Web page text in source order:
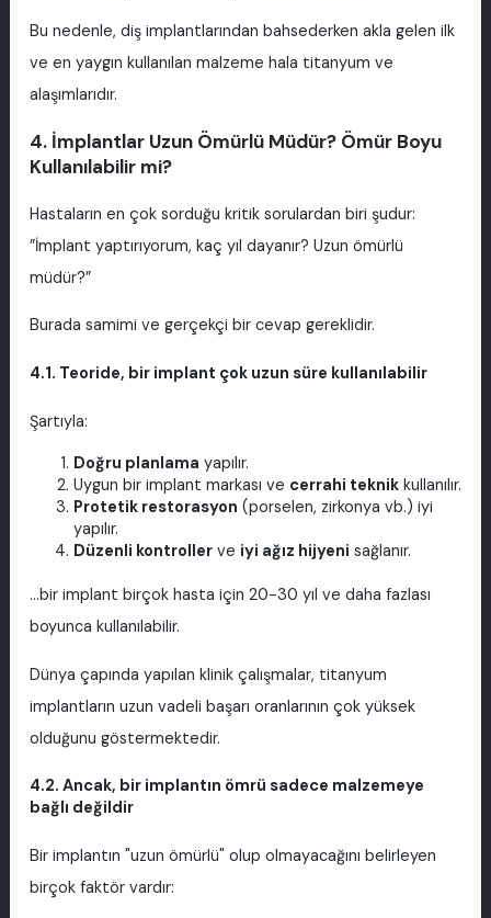
Bu nedenle, diş implantlarından bahsederken akla gelen ilk
ve en yaygın kullanılan malzeme hala titanyum ve
alaşımlarıdır.
4. İmplantlar Uzun Ömürlü Müdür? Ömür Boyu
Kullanılabilir mi?
Hastaların en çok sorduğu kritik sorulardan biri şudur:
”İmplant yaptırıyorum, kaç yıl dayanır? Uzun ömürlü
müdür?”
Burada samimi ve gerçekçi bir cevap gereklidir.
4.1. Teoride, bir implant çok uzun süre kullanılabilir
Şartıyla:
Doğru planlama yapılır.
Uygun bir implant markası ve cerrahi teknikkullanılır.
Protetik restorasyon (porselen, zirkonya vb.) iyi
yapılır.
Düzenli kontrollerve iyi ağız hijyeni sağlanır.
...bir implant birçok hasta için 20-30 yıl ve daha fazlası
boyunca kullanılabilir.
Dünya çapında yapılan klinik çalışmalar, titanyum
implantların uzun vadeli başarı oranlarının çok yüksek
olduğunu göstermektedir.
4.2. Ancak, bir implantın ömrü sadece malzemeye
bağlı değildir
Bir implantın "uzun ömürlü" olup olmayacağını belirleyen
birçok faktör vardır: